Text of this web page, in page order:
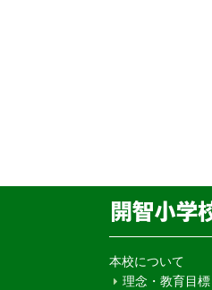
本校について
理念・教育目標